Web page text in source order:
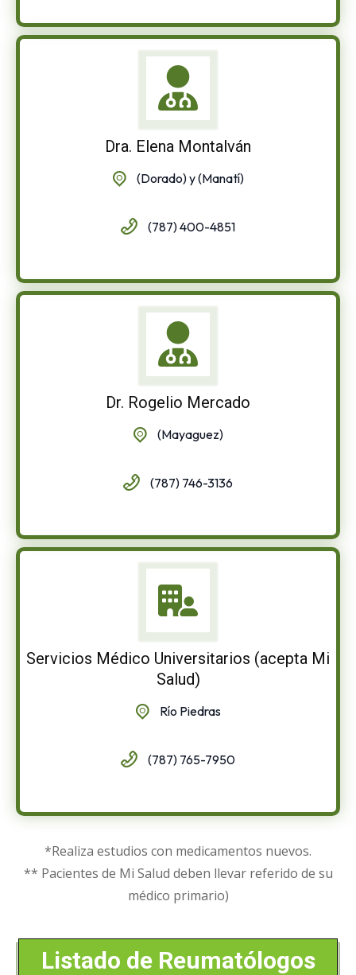
Dra. Elena Montalván
(Dorado) y (Manatí)
(787) 400-4851
Dr. Rogelio Mercado
(Mayaguez)
(787) 746-3136
Servicios Médico Universitarios (acepta Mi
Salud)
Río Piedras
(787) 765-7950
*Realiza estudios con medicamentos nuevos.
** Pacientes de Mi Salud deben llevar referido de su
médico primario)
Listado de Reumatólogos